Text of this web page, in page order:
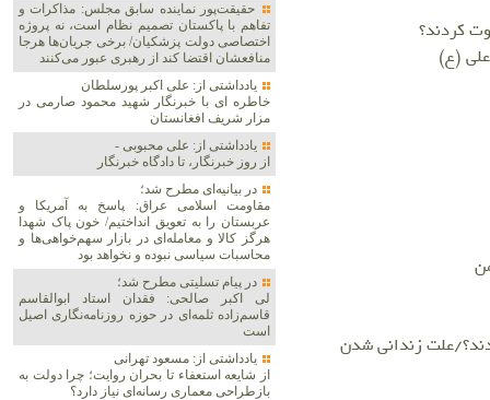
کردند؟
(ع)
علت زندانی شدن
حقیقت‌پور نماینده سابق مجلس: مذاکرات و
تفاهم با پاکستان تصمیم نظام است، نه پروژه
اختصاصی دولت پزشکیان/ برخی جریان‌ها هرجا
منافعشان اقتضا کند از رهبری عبور می‌کنند
یادداشتی از: علی اکبر پورسلطان
خاطره ای با خبرنگار شهید محمود صارمی در
مزار شریف افغانستان
یادداشتی از: علی محبوبی -
از روز خبرنگار، تا دادگاه خبرنگار
در بیانیه‌ای مطرح شد؛
مقاومت اسلامی عراق: پاسخ به آمریکا و
عربستان را به تعویق انداختیم/ خون پاک شهدا
هرگز کالا و معامله‌ای در بازار سهم‌خواهی‌ها و
محاسبات سیاسی نبوده و نخواهد بود
در پیام تسلیتی مطرح شد؛
لی اکبر صالحی: فقدان استاد ابوالقاسم
قاسم‌زاده ثلمه‌ای در حوزه روزنامه‌نگاری اصیل
است
یادداشتی از: مسعود تهرانی
از شایعه استعفاء تا بحران روایت؛ چرا دولت به
بازطراحی معماری رسانه‌ای نیاز دارد؟